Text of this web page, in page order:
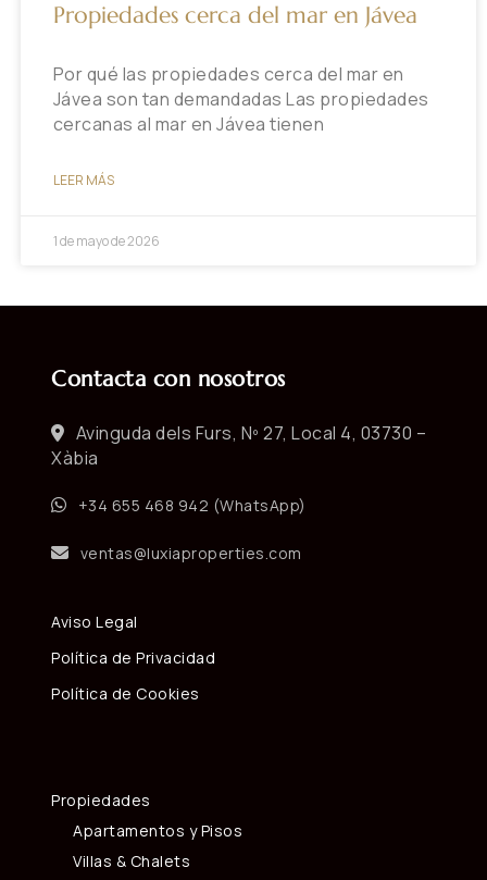
Propiedades cerca del mar en Jávea
Por qué las propiedades cerca del mar en
Jávea son tan demandadas Las propiedades
cercanas al mar en Jávea tienen
LEER MÁS
1 de mayo de 2026
Contacta con nosotros
Avinguda dels Furs, Nº 27, Local 4, 03730 –
Xàbia
+34 655 468 942 (WhatsApp)
ventas@luxiaproperties.com
Aviso Legal
Política de Privacidad
Política de Cookies
Propiedades
Apartamentos y Pisos
Villas & Chalets